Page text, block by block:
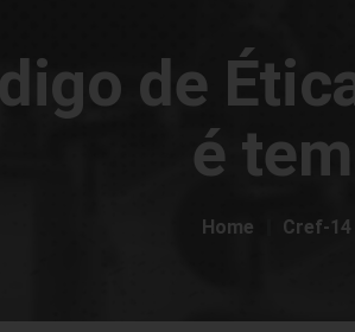
de
é
Home Cref-14